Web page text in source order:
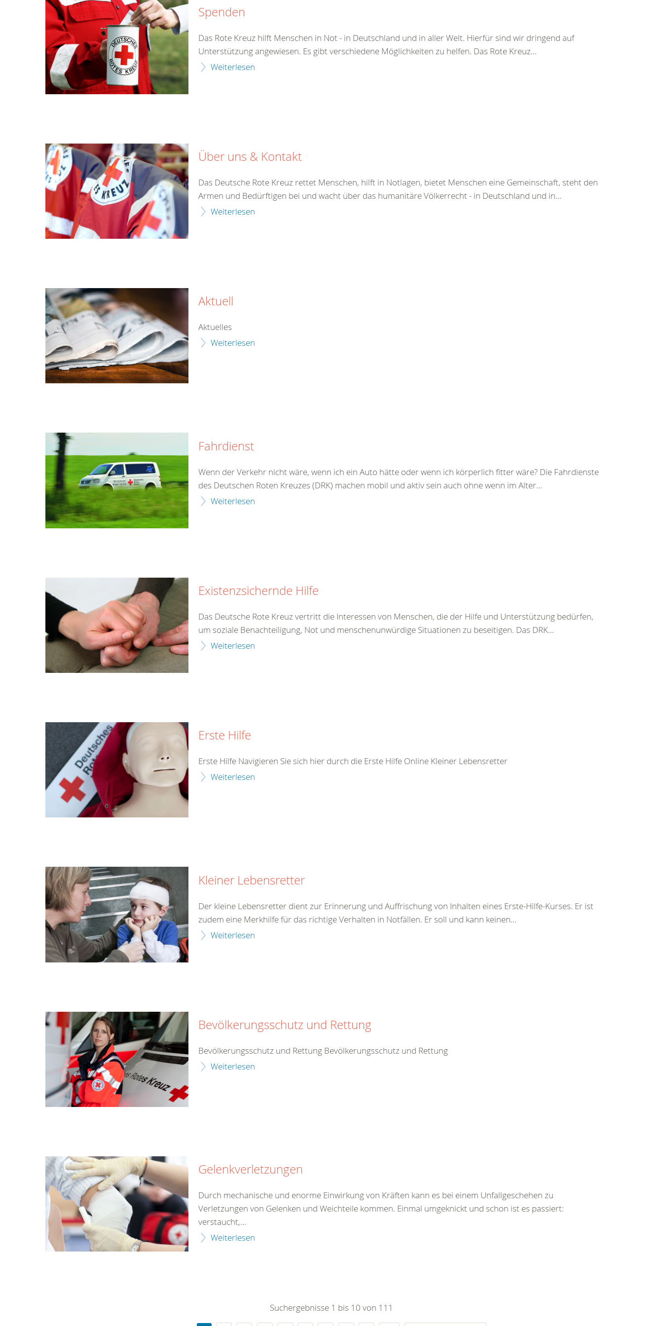
Spenden
Das Rote Kreuz hilft Menschen in Not - in Deutschland und in aller Welt. Hierfür sind wir dringend auf
Unterstützung angewiesen. Es gibt verschiedene Möglichkeiten zu helfen. Das Rote Kreuz...
Weiterlesen
Über uns & Kontakt
Das Deutsche Rote Kreuz rettet Menschen, hilft in Notlagen, bietet Menschen eine Gemeinschaft, steht den
Armen und Bedürftigen bei und wacht über das humanitäre Völkerrecht - in Deutschland und in...
Weiterlesen
Aktuell
Aktuelles
Weiterlesen
Fahrdienst
Wenn der Verkehr nicht wäre, wenn ich ein Auto hätte oder wenn ich körperlich fitter wäre? Die Fahrdienste
des Deutschen Roten Kreuzes (DRK) machen mobil und aktiv sein auch ohne wenn im Alter...
Weiterlesen
Existenzsichernde Hilfe
Das Deutsche Rote Kreuz vertritt die Interessen von Menschen, die der Hilfe und Unterstützung bedürfen,
um soziale Benachteiligung, Not und menschenunwürdige Situationen zu beseitigen. Das DRK...
Weiterlesen
Erste Hilfe
Erste Hilfe Navigieren Sie sich hier durch die Erste Hilfe Online Kleiner Lebensretter
Weiterlesen
Kleiner Lebensretter
Der kleine Lebensretter dient zur Erinnerung und Auffrischung von Inhalten eines Erste-Hilfe-Kurses. Er ist
zudem eine Merkhilfe für das richtige Verhalten in Notfällen. Er soll und kann keinen...
Weiterlesen
Bevölkerungsschutz und Rettung
Bevölkerungsschutz und Rettung Bevölkerungsschutz und Rettung
Weiterlesen
Gelenkverletzungen
Durch mechanische und enorme Einwirkung von Kräften kann es bei einem Unfallgeschehen zu
Verletzungen von Gelenken und Weichteile kommen. Einmal umgeknickt und schon ist es passiert:
verstaucht,...
Weiterlesen
Suchergebnisse 1 bis 10 von 111